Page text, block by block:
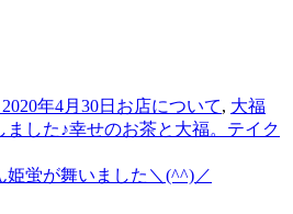
2020年4月30日 カ
テ
リ
お店について, 大福
ました♪幸せのお茶と大福。テイク
蛍が舞いました＼(^^)／